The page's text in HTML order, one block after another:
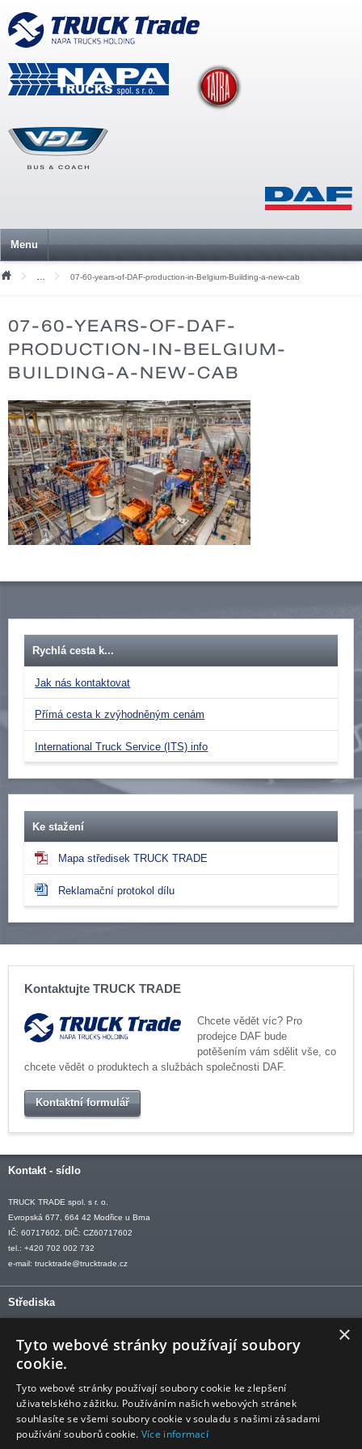
Menu
Mediální soubory
07-60-years-of-DAF-production-in-Belgium-Building-a-new-cab
07-60-YEARS-OF-DAF-
PRODUCTION-IN-BELGIUM-
BUILDING-A-NEW-CAB
Rychlá cesta k...
Jak nás kontaktovat
Přímá cesta k zvýhodněným cenám
International Truck Service (ITS) info
Ke stažení
Mapa středisek TRUCK TRADE
Reklamační protokol dílu
Kontaktujte TRUCK TRADE
Chcete vědět víc? Pro
prodejce DAF bude
potěšením vám sdělit vše, co
chcete vědět o produktech a službách společnosti DAF.
Kontaktní formulář
Kontakt - sídlo
TRUCK TRADE spol. s r. o.
Evropská 677, 664 42 Modřice u Brna
IČ: 60717602, DIČ: CZ60717602
tel.: +420 702 002 732
e-mail: trucktrade@trucktrade.cz
Střediska
OSTRAVA tel: +420 602 547 882
OTROKOVICE tel: +420 577 110 921-2
Sledujte nás
×
Tyto webové stránky používají soubory
cookie.
Tyto webové stránky používají soubory cookie ke zlepšení
uživatelského zážitku. Používáním našich webových stránek
souhlasíte se všemi soubory cookie v souladu s našimi zásadami
používání souborů cookie. Více informací